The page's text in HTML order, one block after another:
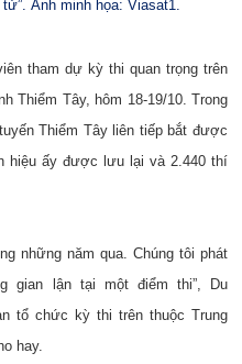
Ảnh minh họa: Viasat1.
tham dự kỳ thi quan trọng trên
Thiểm Tây, hôm 18-19/10. Trong
Thiểm Tây liên tiếp bắt được
hiệu ấy được lưu lại và 2.440 thí
những năm qua. Chúng tôi phát
gian lận tại một điểm thi”, Du
tổ chức kỳ thi trên thuộc Trung
hay.